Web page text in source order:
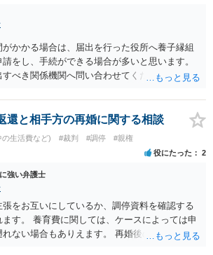
別に検討することになります。公正証書の他
の終期についてどのように定められている
めの有無、「教育費」「進学費用」に関する
認する必要があると考えられます。
かかる場合は、届出を行った役所へ養子縁組
をし、手続ができる場合が多いと思います。
べき関係機関へ問い合わせてください。
還と相手方の再婚に関する相談
生活費など) #裁判 #調停 #親権
役にたった 2
強い弁護士
をお互いにしているか、調停資料を確認する
す。 養育費に関しては、ケースによっては申
ない場合もありえます。 再婚後の相手方の行